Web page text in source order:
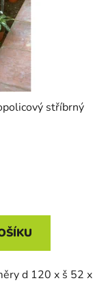
stříbrný
d 120 x š 52 x